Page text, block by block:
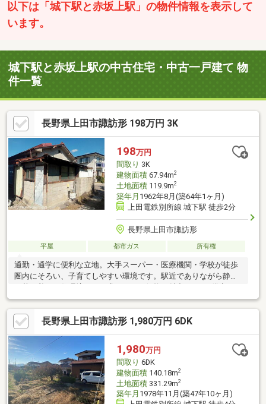
以下は「城下駅と赤坂上駅」の物件情報を表示して
います。
城下駅と赤坂上駅の中古住宅・中古一戸建て 物
件一覧
長野県上田市諏訪形 198万円 3K
198万円
間取り 3K
建物面積67.94m2
土地面積119.9m2
築年月 1962年8月(築64年1ヶ月)
上田電鉄別所線 城下駅 徒歩2分
長野県上田市諏訪形
平屋 都市ガス 所有権
通勤・通学に便利な立地。大手スーパー・医療機関・学校が徒歩
圏内にそろい、子育てしやすい環境です。駅近でありながら静か
で落ち着いた住環境と、お求めやすい価格が魅力です♪（備考：・
令和7年度固定資産税・都市計画税13，255円・水害ハザードマッ
プ5ｍ～10ｍ未満・駐車可能台数：軽自動車1台・契約不適合責任
免責・トイレ汲み取り（敷地内に下水取り出し有り）・セットバ
ック必要・都市ガス）
長野県上田市諏訪形 1,980万円 6DK
1,980万円
間取り 6DK
建物面積140.18m2
土地面積331.29m2
築年月 1978年11月(築47年10ヶ月)